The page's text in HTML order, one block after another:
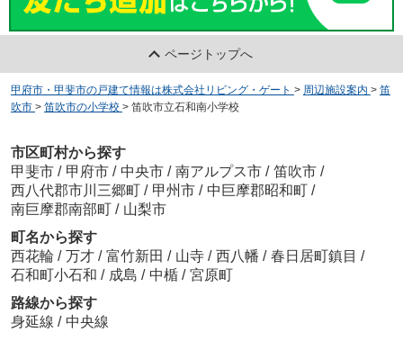
ページトップへ
甲府市・甲斐市の戸建て情報は株式会社リビング・ゲート > 周辺施設案内 > 笛
吹市 > 笛吹市の小学校 > 笛吹市立石和南小学校
市区町村から探す
甲斐市 / 甲府市 / 中央市 / 南アルプス市 / 笛吹市 /
西八代郡市川三郷町 / 甲州市 / 中巨摩郡昭和町 /
南巨摩郡南部町 / 山梨市
町名から探す
西花輪 / 万才 / 富竹新田 / 山寺 / 西八幡 / 春日居町鎮目 /
石和町小石和 / 成島 / 中楯 / 宮原町
路線から探す
身延線 / 中央線